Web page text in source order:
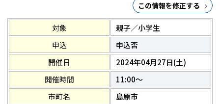
この情報を修正する
対象
親子／小学生
申込
申込否
開催日
2024年04月27日(土)
開催時間
11:00～
市町名
島原市